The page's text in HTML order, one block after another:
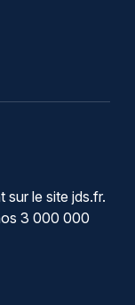
sur le site jds.fr.
3 000 000